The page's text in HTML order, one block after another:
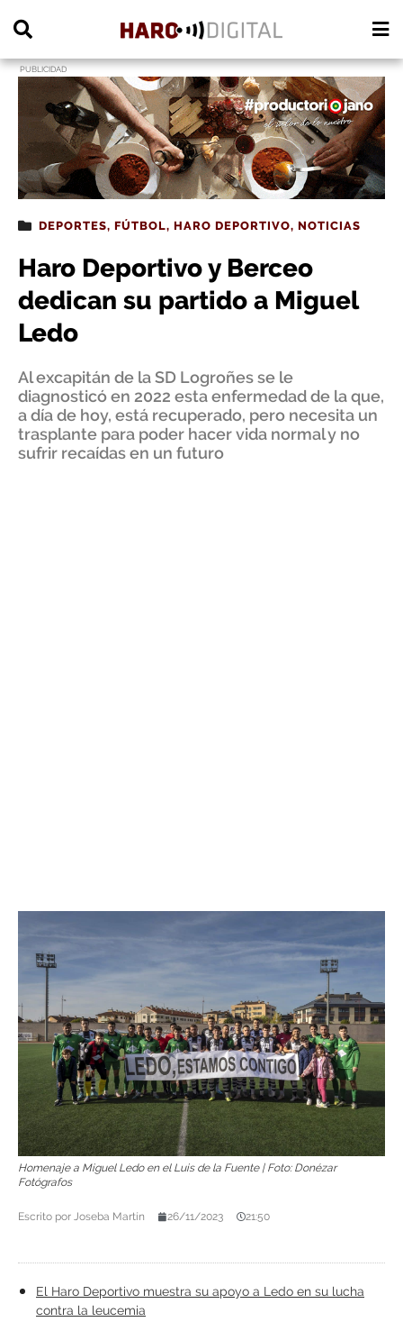
PUBLICIDAD
DEPORTES, FÚTBOL, HARO DEPORTIVO, NOTICIAS
Haro Deportivo y Berceo
dedican su partido a Miguel
Ledo
Al excapitán de la SD Logroñes se le
diagnosticó en 2022 esta enfermedad de la que,
a día de hoy, está recuperado, pero necesita un
trasplante para poder hacer vida normal y no
sufrir recaídas en un futuro
Homenaje a Miguel Ledo en el Luis de la Fuente | Foto: Donézar
Fotógrafos
Escrito por Joseba Martín 26/11/2023 21:50
El Haro Deportivo muestra su apoyo a Ledo en su lucha
contra la leucemia